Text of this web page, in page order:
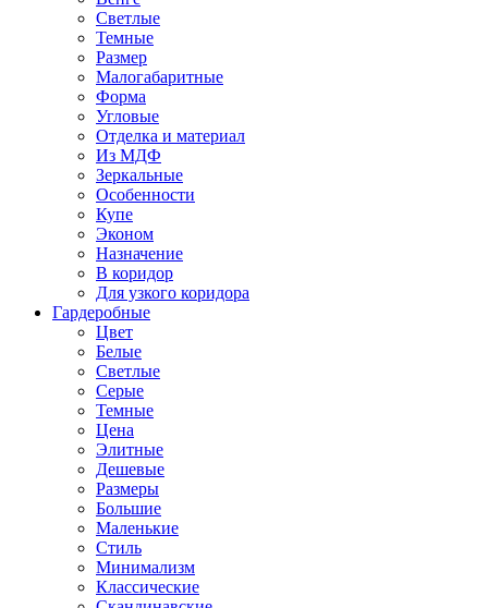
Светлые
Темные
Размер
Малогабаритные
Форма
Угловые
Отделка и материал
Из МДФ
Зеркальные
Особенности
Купе
Эконом
Назначение
В коридор
Для узкого коридора
Гардеробные
Цвет
Белые
Светлые
Серые
Темные
Цена
Элитные
Дешевые
Размеры
Большие
Маленькие
Стиль
Минимализм
Классические